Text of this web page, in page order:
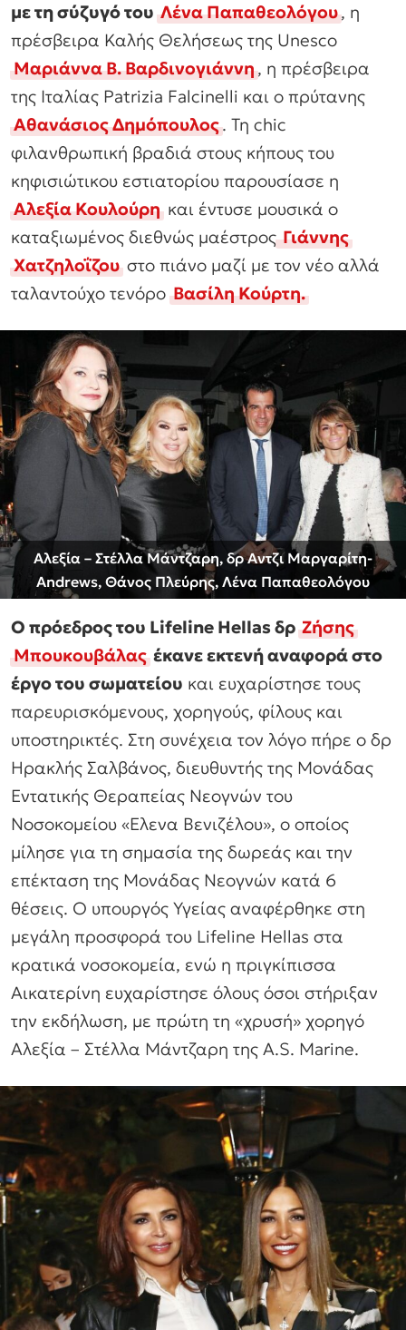
με τη σύζυγό τουΛένα Παπαθεολόγου, η
πρέσβειρα Καλής Θελήσεως της Unesco
Μαριάννα Β. Βαρδινογιάννη, η πρέσβειρα
της Ιταλίας Patrizia Falcinelli και ο πρύτανης
Αθανάσιος Δημόπουλος. Τη chic
φιλανθρωπική βραδιά στους κήπους του
κηφισιώτικου εστιατορίου παρουσίασε η
Αλεξία Κουλούρηκαι έντυσε μουσικά ο
καταξιωμένος διεθνώς μαέστροςΓιάννης
Χατζηλοΐζουστο πιάνο μαζί με τον νέο αλλά
ταλαντούχο τενόροΒασίλη Κούρτη.
Αλεξία – Στέλλα Μάντζαρη, δρ Αντζι Μαργαρίτη-
Andrews, Θάνος Πλεύρης, Λένα Παπαθεολόγου
Ο πρόεδρος του Lifeline Hellas δρΖήσης
Μπουκουβάλαςέκανε εκτενή αναφορά στο
έργο του σωματείου και ευχαρίστησε τους
παρευρισκόμενους, χορηγούς, φίλους και
υποστηρικτές. Στη συνέχεια τον λόγο πήρε ο δρ
Ηρακλής Σαλβάνος, διευθυντής της Μονάδας
Εντατικής Θεραπείας Νεογνών του
Νοσοκομείου «Ελενα Βενιζέλου», ο οποίος
μίλησε για τη σημασία της δωρεάς και την
επέκταση της Μονάδας Νεογνών κατά 6
θέσεις. Ο υπουργός Υγείας αναφέρθηκε στη
μεγάλη προσφορά του Lifeline Hellas στα
κρατικά νοσοκομεία, ενώ η πριγκίπισσα
Αικατερίνη ευχαρίστησε όλους όσοι στήριξαν
την εκδήλωση, με πρώτη τη «χρυσή» χορηγό
Αλεξία – Στέλλα Μάντζαρη της A.S. Marine.